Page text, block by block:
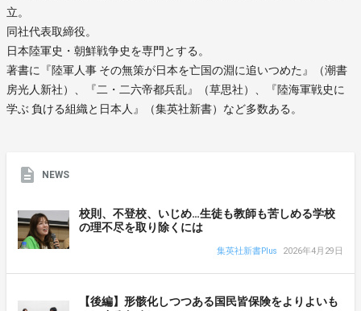
立。
同社代表取締役。
日本陸軍史・朝鮮戦争史を専門とする。
著書に『陸軍人事 その無策が日本を亡国の淵に追いつめた』（潮書
房光人新社）、『二・二六帝都兵乱』（草思社）、『陸海軍戦史に
学ぶ 負ける組織と日本人』（集英社新書）など多数ある。
NEWS
校則、不登校、いじめ…生徒も教師も苦しめる学校
の理不尽を取り除くには
集英社新書Plus 2026年4月29日
【後編】形骸化しつつある国民皆保険をよりよいも